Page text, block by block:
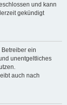
und kann
gekündigt
ein
unentgeltliches
auch nach